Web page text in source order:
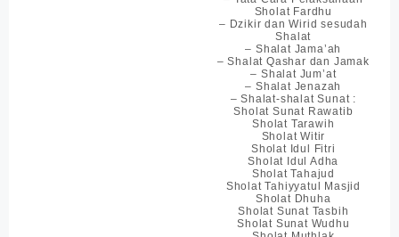
Sholat Fardhu
– Dzikir dan Wirid sesudah
Shalat
– Shalat Jama’ah
– Shalat Qashar dan Jamak
– Shalat Jum’at
– Shalat Jenazah
– Shalat-shalat Sunat :
Sholat Sunat Rawatib
Sholat Tarawih
Sholat Witir
Sholat Idul Fitri
Sholat Idul Adha
Sholat Tahajud
Sholat Tahiyyatul Masjid
Sholat Dhuha
Sholat Sunat Tasbih
Sholat Sunat Wudhu